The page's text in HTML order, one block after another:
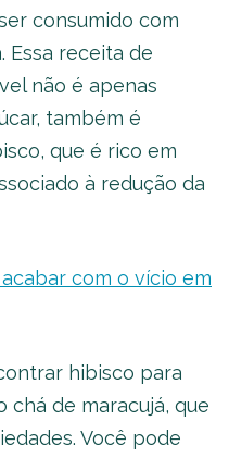
consumido com
Essa receita de
não é apenas
também é
que é rico em
à redução da
com o vício em
hibisco para
de maracujá, que
Você pode